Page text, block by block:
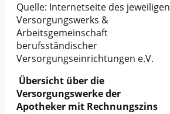
Quelle: Internetseite des jeweiligen
Versorgungswerks &
Arbeitsgemeinschaft
berufsständischer
Versorgungseinrichtungen e.V.
Übersicht über die
Versorgungswerke der
Apotheker mit Rechnungszins